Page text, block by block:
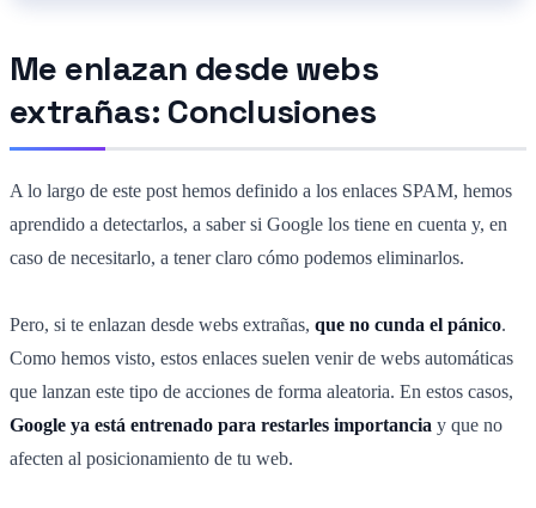
Me enlazan desde webs
extrañas: Conclusiones
A lo largo de este post hemos definido a los enlaces SPAM, hemos
aprendido a detectarlos, a saber si Google los tiene en cuenta y, en
caso de necesitarlo, a tener claro cómo podemos eliminarlos.
Pero, si te enlazan desde webs extrañas, que no cunda el pánico.
Como hemos visto, estos enlaces suelen venir de webs automáticas
que lanzan este tipo de acciones de forma aleatoria. En estos casos,
Google ya está entrenado para restarles importancia y que no
afecten al posicionamiento de tu web.